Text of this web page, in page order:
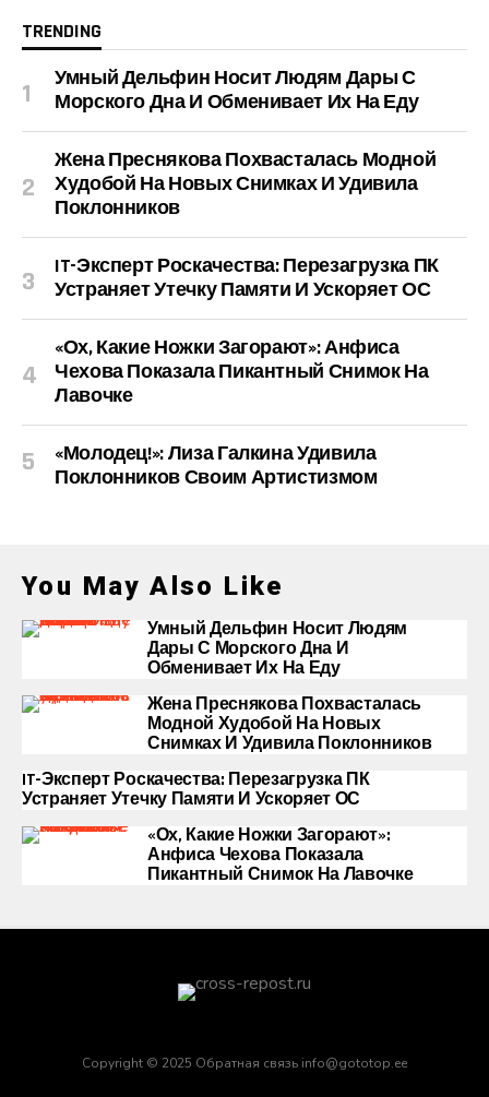
TRENDING
Умный Дельфин Носит Людям Дары С
Морского Дна И Обменивает Их На Еду
Жена Преснякова Похвасталась Модной
Худобой На Новых Снимках И Удивила
Поклонников
IT-Эксперт Роскачества: Перезагрузка ПК
Устраняет Утечку Памяти И Ускоряет ОС
«Ох, Какие Ножки Загорают»: Анфиса
Чехова Показала Пикантный Снимок На
Лавочке
«Молодец!»: Лиза Галкина Удивила
Поклонников Своим Артистизмом
You May Also Like
Умный Дельфин Носит Людям
Дары С Морского Дна И
Обменивает Их На Еду
Жена Преснякова Похвасталась
Модной Худобой На Новых
Снимках И Удивила Поклонников
IT-Эксперт Роскачества: Перезагрузка ПК
Устраняет Утечку Памяти И Ускоряет ОС
«Ох, Какие Ножки Загорают»:
Анфиса Чехова Показала
Пикантный Снимок На Лавочке
Copyright © 2025 Обратная связь info@gototop.ee